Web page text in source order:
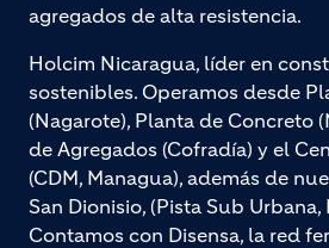
agregados de alta resistencia.
Holcim Nicaragua, líder en
sostenibles. Operamos desde
(Nagarote), Planta de Concreto
de Agregados (Cofradía) y el
(CDM, Managua), además de
San Dionisio, (Pista Sub Urbana,
Contamos con Disensa, la red